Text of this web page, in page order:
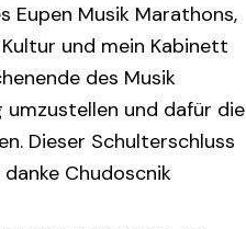
Eupen Musik Marathons,
und mein Kabinett
des Musik
und dafür die
Dieser Schulterschluss
Chudoscnik